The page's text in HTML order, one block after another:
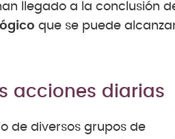
llegado a la conclusión
que se puede
acciones diarias
de diversos grupos de